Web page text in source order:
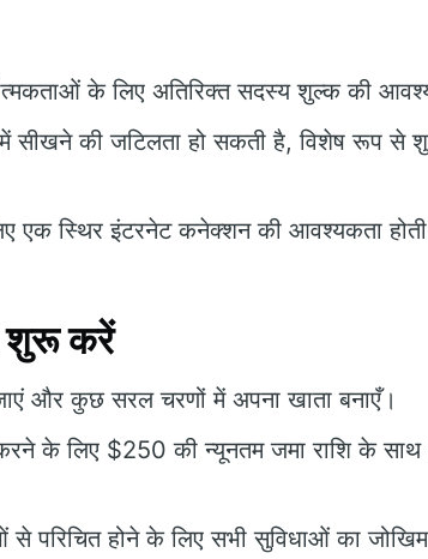
के लिए अतिरिक्त सदस्य शुल्क की
सीखने की जटिलता हो सकती है, विशेष रूप से
एक स्थिर इंटरनेट कनेक्शन की आवश्यकता
शुरू करें
और कुछ सरल चरणों में अपना खाता बनाएँ।
के लिए $250 की न्यूनतम जमा राशि के साथ
से परिचित होने के लिए सभी सुविधाओं का